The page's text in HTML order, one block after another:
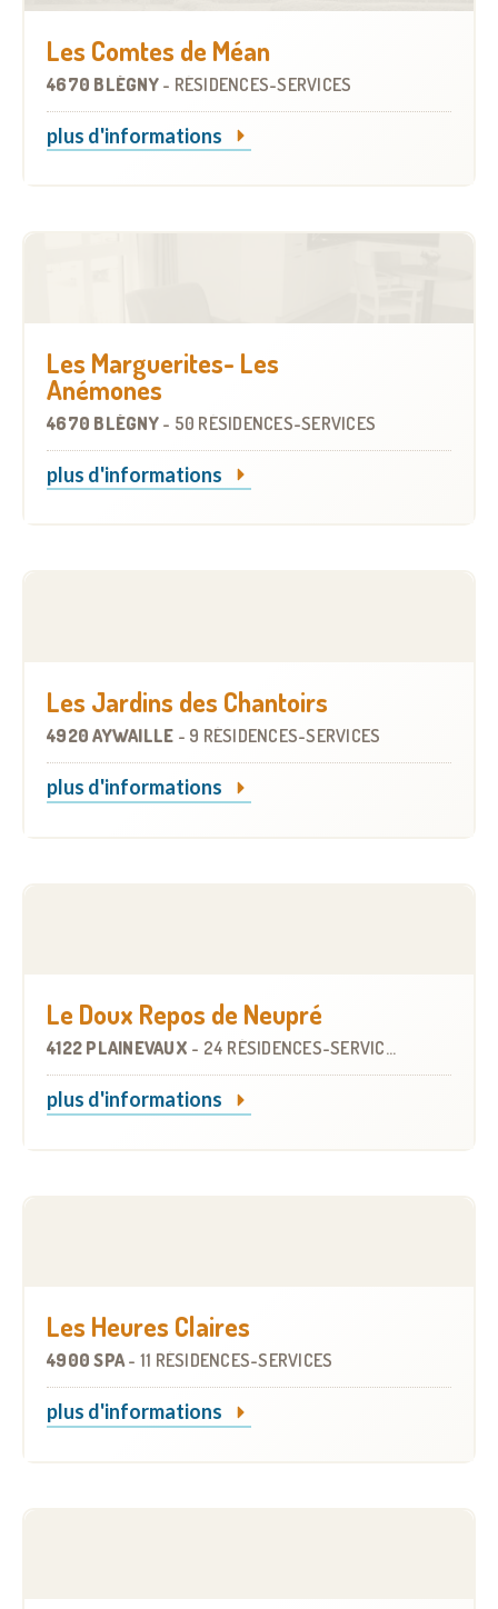
Les Comtes de Méan
4670 BLÉGNY - RÉSIDENCES-SERVICES
plus d'informations
Les Marguerites- Les
Anémones
4670 BLÉGNY - 50 RÉSIDENCES-SERVICES
plus d'informations
Les Jardins des Chantoirs
4920 AYWAILLE - 9 RÉSIDENCES-SERVICES
plus d'informations
Le Doux Repos de Neupré
4122 PLAINEVAUX - 24 RÉSIDENCES-SERVICES
plus d'informations
Les Heures Claires
4900 SPA- 11 RÉSIDENCES-SERVICES
plus d'informations